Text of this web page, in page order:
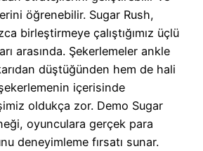
öğrenebilir. Sugar Rush,
birleştirmeye çalıştığımız üçlü
arasında. Şekerlemeler ankle
düştüğünden hem de hali
içerisinde
oldukça zor. Demo Sugar
oyunculara gerçek para
deneyimleme fırsatı sunar.